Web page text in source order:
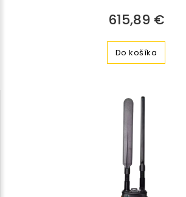
615,89 €
Do košíka